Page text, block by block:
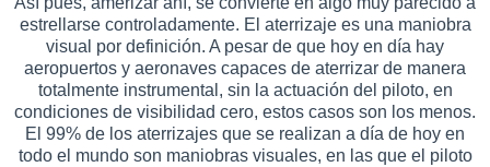
estrellarse controladamente. El aterrizaje es una maniobra
visual por definición. A pesar de que hoy en día hay
aeropuertos y aeronaves capaces de aterrizar de manera
totalmente instrumental, sin la actuación del piloto, en
condiciones de visibilidad cero, estos casos son los menos.
El 99% de los aterrizajes que se realizan a día de hoy en
todo el mundo son maniobras visuales, en las que el piloto